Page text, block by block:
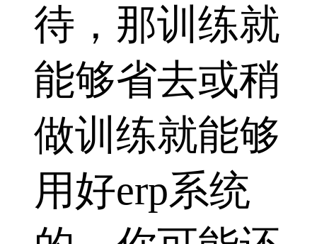
待，那训练就
能够省去或稍
做训练就能够
用好erp系统